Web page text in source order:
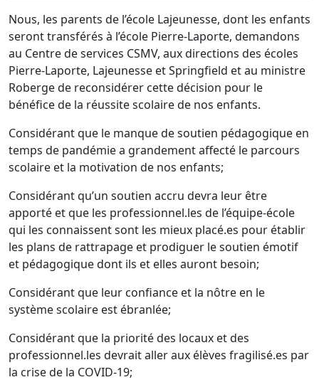
Nous, les parents de l’école Lajeunesse, dont les enfants
seront transférés à l’école Pierre-Laporte, demandons
au Centre de services CSMV, aux directions des écoles
Pierre-Laporte, Lajeunesse et Springfield et au ministre
Roberge de reconsidérer cette décision pour le
bénéfice de la réussite scolaire de nos enfants.
Considérant que le manque de soutien pédagogique en
temps de pandémie a grandement affecté le parcours
scolaire et la motivation de nos enfants;
Considérant qu’un soutien accru devra leur être
apporté et que les professionnel.les de l’équipe-école
qui les connaissent sont les mieux placé.es pour établir
les plans de rattrapage et prodiguer le soutien émotif
et pédagogique dont ils et elles auront besoin;
Considérant que leur confiance et la nôtre en le
système scolaire est ébranlée;
Considérant que la priorité des locaux et des
professionnel.les devrait aller aux élèves fragilisé.es par
la crise de la COVID-19;